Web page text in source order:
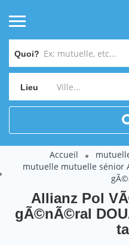
Quoi?
Lieu
Accueil
mutuelle mutuelle sénior
Allianz Pol
gÃ©nÃ©ral